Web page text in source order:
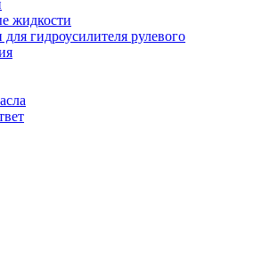
жидкости
гидроусилителя рулевого